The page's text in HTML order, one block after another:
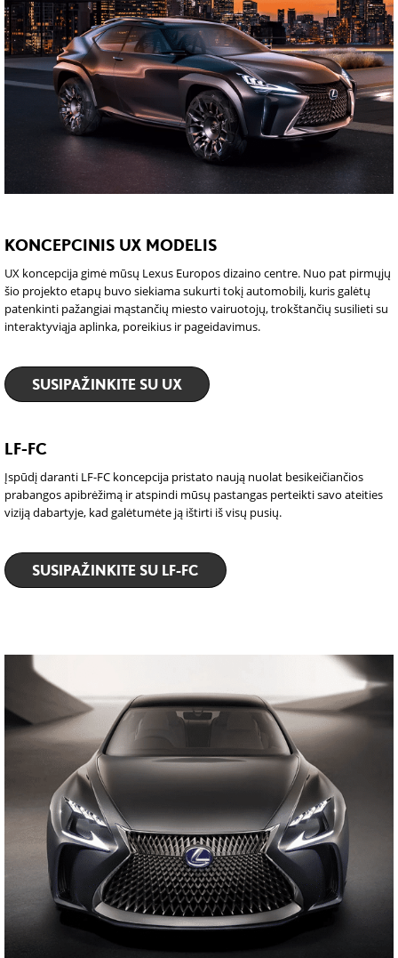
KONCEPCINIS UX MODELIS
UX koncepcija gimė mūsų Lexus Europos dizaino centre. Nuo pat pirmųjų
šio projekto etapų buvo siekiama sukurti tokį automobilį, kuris galėtų
patenkinti pažangiai mąstančių miesto vairuotojų, trokštančių susilieti su
interaktyviąja aplinka, poreikius ir pageidavimus.
SUSIPAŽINKITE SU UX
LF-FC
Įspūdį daranti LF-FC koncepcija pristato naują nuolat besikeičiančios
prabangos apibrėžimą ir atspindi mūsų pastangas perteikti savo ateities
viziją dabartyje, kad galėtumėte ją ištirti iš visų pusių.
SUSIPAŽINKITE SU LF-FC